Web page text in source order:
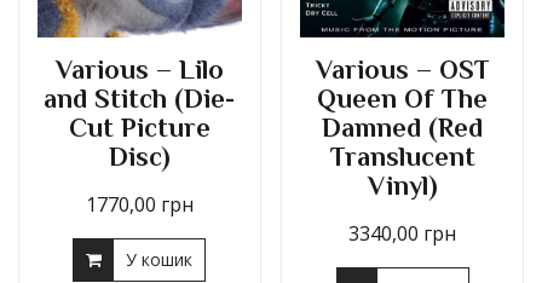
Various – Lilo
and Stitch (Die-
Cut Picture
Disc)
1770,00 грн
У кошик
Various – OST
Queen Of The
Damned (Red
Translucent
Vinyl)
3340,00 грн